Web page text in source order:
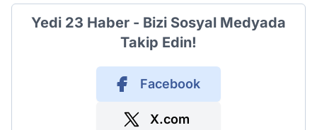
Yedi 23 Haber - Bizi Sosyal Medyada
Takip Edin!
Facebook
X.com